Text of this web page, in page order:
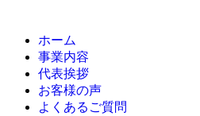
ホーム
事業内容
代表挨拶
お客様の声
よくあるご質問